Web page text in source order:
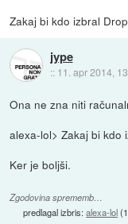
Zakaj bi kdo izbral
jype
:: 11. apr 2014,
Ona ne zna niti
alexa-lol> Zakaj bi kdo
Ker je boljši.
Zgodovina sprememb…
predlagal izbris:alexa-lol(